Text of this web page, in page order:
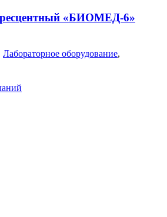
«БИОМЕД-6»
Лабораторное оборудование,